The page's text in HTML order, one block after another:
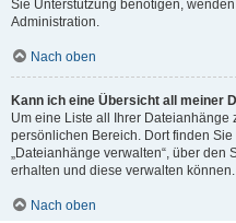
Sie Unterstützung benötigen,
Administration.
Nach oben
Kann ich eine Übersicht all meiner
Um eine Liste all Ihrer Dateianhänge
persönlichen Bereich. Dort finden Sie
„Dateianhänge verwalten“, über den
erhalten und diese verwalten können.
Nach oben